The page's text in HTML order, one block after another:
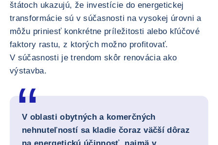
štátoch ukazujú, že investície do energetickej
transformácie sú v súčasnosti na vysokej úrovni a
môžu priniesť konkrétne príležitosti alebo kľúčové
faktory rastu, z ktorých možno profitovať.
V súčasnosti je trendom skôr renovácia ako
výstavba.
V oblasti obytných a komerčných
nehnuteľností sa kladie čoraz väčší dôraz